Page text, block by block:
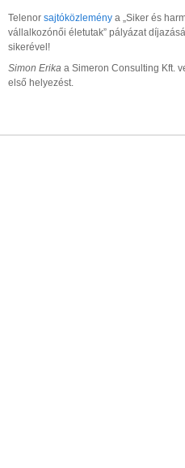
Telenor sajtóközlemény a „Siker és
vállalkozónői életutak” pályázat
sikerével!
Simon Erika a Simeron Consulting Kft.
első helyezést.